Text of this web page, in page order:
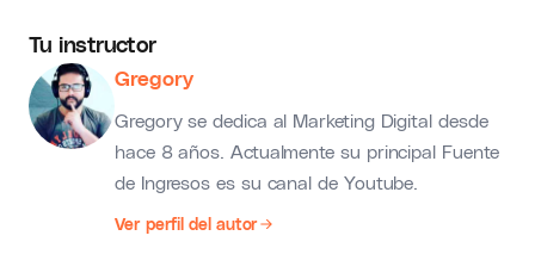
Tu instructor
Gregory
Gregory se dedica al Marketing Digital desde
hace 8 años. Actualmente su principal Fuente
de Ingresos es su canal de Youtube.
Ver perfil del autor